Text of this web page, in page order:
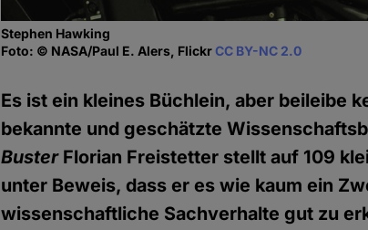
Stephen Hawking
Foto: © NASA/Paul E. Alers, FlickrCC BY-NC 2.0
Es ist ein kleines Büchlein, aber beileibe
bekannte und geschätzte
BusterFlorian Freistetter stellt auf 109
unter Beweis, dass er es wie kaum ein
wissenschaftliche Sachverhalte gut zu